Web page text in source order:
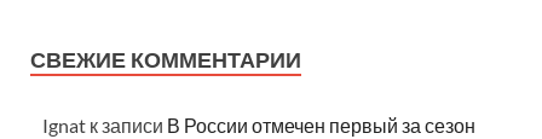
СВЕЖИЕ КОММЕНТАРИИ
Ignat к записи В России отмечен первый за сезон